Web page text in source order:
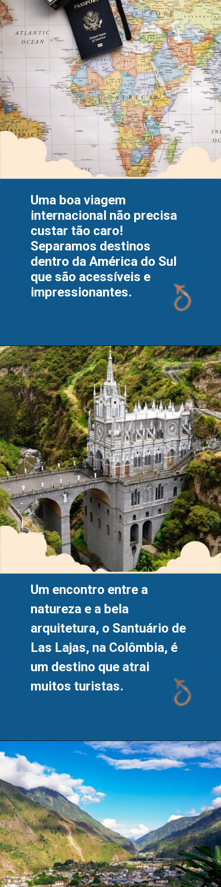
Uma boa viagem
internacional não precisa
custar tão caro!
Separamos destinos
dentro da América do Sul
que são acessíveis e
impressionantes.
Um encontro entre a
natureza e a bela
arquitetura, o Santuário de
Las Lajas, na Colômbia, é
um destino que atrai
muitos turistas.